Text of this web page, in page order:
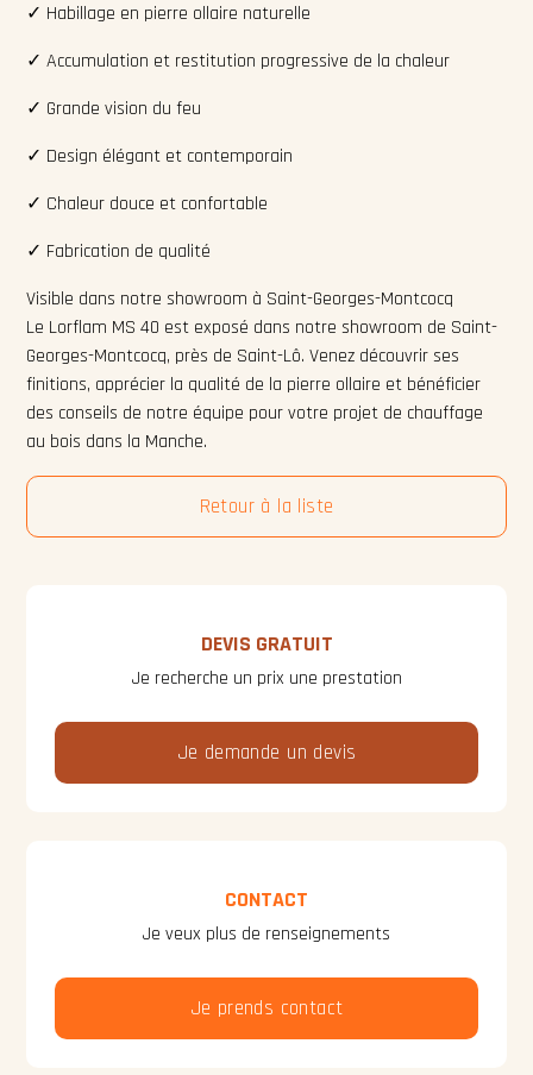
✓ Habillage en pierre ollaire naturelle
✓ Accumulation et restitution progressive de la chaleur
✓ Grande vision du feu
✓ Design élégant et contemporain
✓ Chaleur douce et confortable
✓ Fabrication de qualité
Visible dans notre showroom à Saint-Georges-Montcocq
Le Lorflam MS 40 est exposé dans notre showroom de Saint-
Georges-Montcocq, près de Saint-Lô. Venez découvrir ses
finitions, apprécier la qualité de la pierre ollaire et bénéficier
des conseils de notre équipe pour votre projet de chauffage
au bois dans la Manche.
Retour à la liste
DEVIS GRATUIT
Je recherche un prix une prestation
Je demande un devis
CONTACT
Je veux plus de renseignements
Je prends contact